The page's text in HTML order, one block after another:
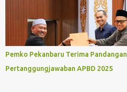
Pemko Pekanbaru Terima
Pertanggungjawaban APBD 2025